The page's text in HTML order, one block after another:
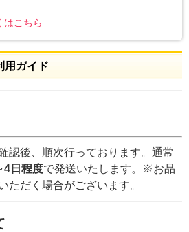
はこちら
用ガイド
認後、順次行っております。通常
4日程度で発送いたします。※お品
ただく場合がございます。